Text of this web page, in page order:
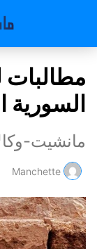
مطالبات
السورية
مانشيت-
Manchette